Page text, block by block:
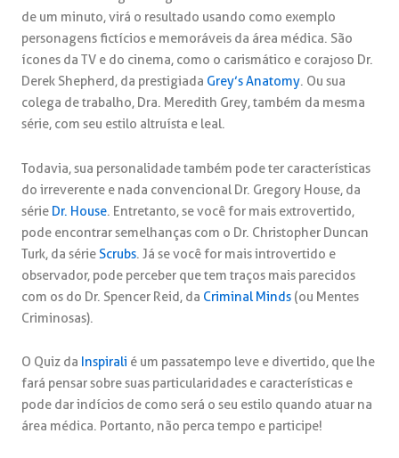
de um minuto, virá o resultado usando como exemplo
personagens fictícios e memoráveis da área médica. São
ícones da TV e do cinema, como o carismático e corajoso Dr.
Derek Shepherd, da prestigiada Grey’s Anatomy. Ou sua
colega de trabalho, Dra. Meredith Grey, também da mesma
série, com seu estilo altruísta e leal.
Todavia, sua personalidade também pode ter características
do irreverente e nada convencional Dr. Gregory House, da
série Dr. House. Entretanto, se você for mais extrovertido,
pode encontrar semelhanças com o Dr. Christopher Duncan
Turk, da sérieScrubs. Já se você for mais introvertido e
observador, pode perceber que tem traços mais parecidos
com os do Dr. Spencer Reid, da Criminal Minds (ou Mentes
Criminosas).
O Quiz da Inspirali é um passatempo leve e divertido, que lhe
fará pensar sobre suas particularidades e características e
pode dar indícios de como será o seu estilo quando atuar na
área médica. Portanto, não perca tempo e participe!